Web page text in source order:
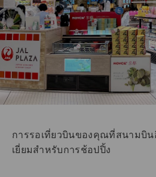
การรอเที่ยวบินของคุณที่สนามบิน
เยี่ยมสำหรับการช้อปปิ้ง